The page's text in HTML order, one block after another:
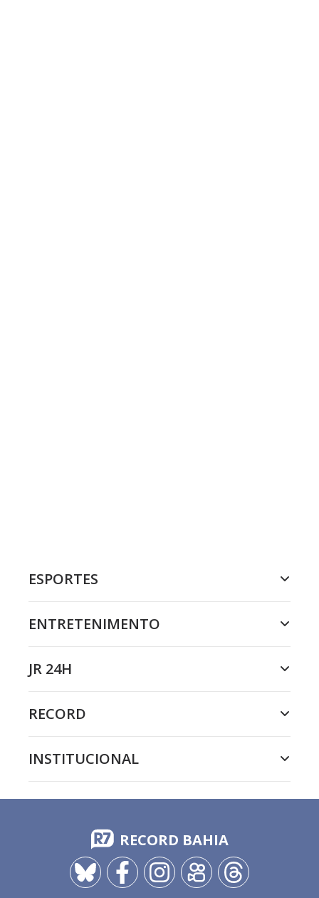
ESPORTES
ENTRETENIMENTO
JR 24H
RECORD
INSTITUCIONAL
RECORD BAHIA